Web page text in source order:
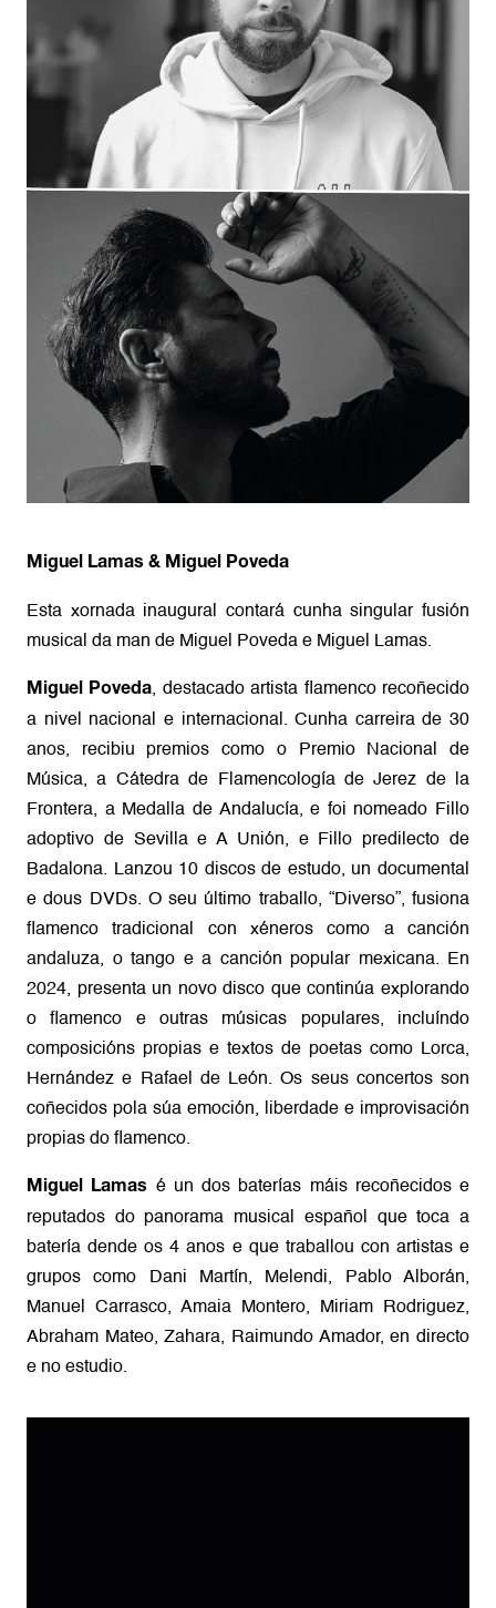
Miguel Lamas & Miguel Poveda
Esta xornada inaugural contará cunha singular fusión
musical da man de Miguel Poveda e Miguel Lamas.
Miguel Poveda, destacado artista flamenco recoñecido
a nivel nacional e internacional. Cunha carreira de 30
anos, recibiu premios como o Premio Nacional de
Música, a Cátedra de Flamencología de Jerez de la
Frontera, a Medalla de Andalucía, e foi nomeado Fillo
adoptivo de Sevilla e A Unión, e Fillo predilecto de
Badalona. Lanzou 10 discos de estudo, un documental
e dous DVDs. O seu último traballo, “Diverso”, fusiona
flamenco tradicional con xéneros como a canción
andaluza, o tango e a canción popular mexicana. En
2024, presenta un novo disco que continúa explorando
o flamenco e outras músicas populares, incluíndo
composicións propias e textos de poetas como Lorca,
Hernández e Rafael de León. Os seus concertos son
coñecidos pola súa emoción, liberdade e improvisación
propias do flamenco.
Miguel Lamas é un dos baterías máis recoñecidos e
reputados do panorama musical español que toca a
batería dende os 4 anos e que traballou con artistas e
grupos como Dani Martín, Melendi, Pablo Alborán,
Manuel Carrasco, Amaia Montero, Miriam Rodriguez,
Abraham Mateo, Zahara, Raimundo Amador, en directo
e no estudio.